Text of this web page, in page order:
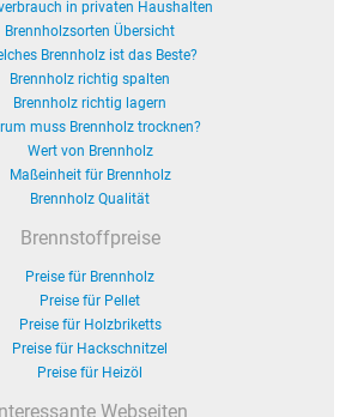
in privaten Haushalten
Brennholzsorten Übersicht
Brennholz ist das Beste?
Brennholz richtig spalten
Brennholz richtig lagern
muss Brennholz trocknen?
Wert von Brennholz
Maßeinheit für Brennholz
Brennholz Qualität
Brennstoffpreise
Preise für Brennholz
Preise für Pellet
Preise für Holzbriketts
Preise für Hackschnitzel
Preise für Heizöl
Webseiten